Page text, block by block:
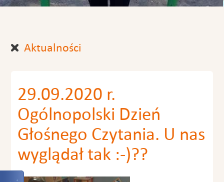
Aktualności
29.09.2020 r.
Ogólnopolski Dzień
Głośnego Czytania. U nas
wyglądał tak :-)??